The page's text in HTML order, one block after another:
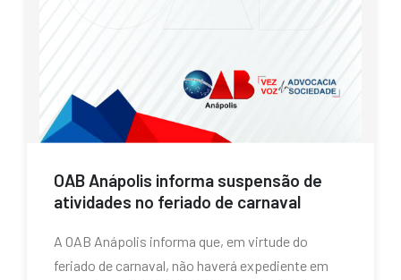
OAB Anápolis informa suspensão de
atividades no feriado de carnaval
A OAB Anápolis informa que, em virtude do
feriado de carnaval, não haverá expediente em